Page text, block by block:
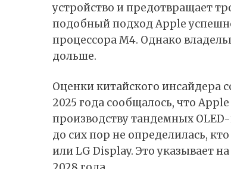
устройство и предотвращает
подобный подход Apple
процессора M4. Однако
дольше.
Оценки китайского инсайдера
2025 года сообщалось, что
производству тандемных
до сих пор не определилась,
или LG Display. Это указывает